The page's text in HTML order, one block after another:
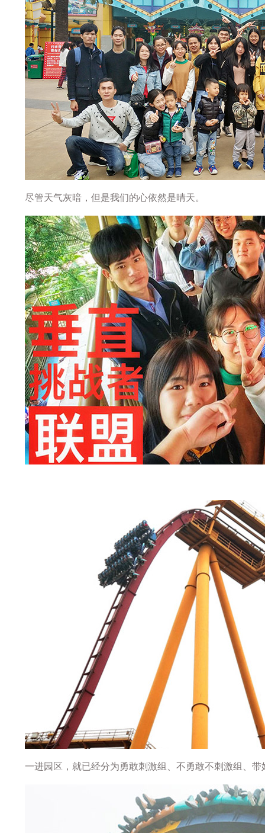
尽管天气灰暗，但是我们的心依然是晴天。
一进园区，就已经分为勇敢刺激组、不勇敢不刺激组、